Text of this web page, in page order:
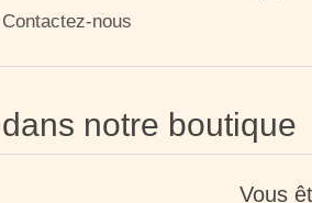
Contactez-nous
notre boutique
Vous